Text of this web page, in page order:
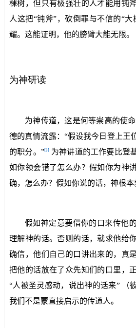
棵树，但只有极强壮的人才能用钝
人这把“钝斧”，砍倒罪与不信的“
耀。这能证明，他的膀臂大能无限。
为神研读
为神传道，这是何等崇高的使
德的真情流露：“假设我今日登上王
的职分。”[1]
为神讲道的工作要比登
如你领会错了怎么办？假如你为神
确，怎么办？假如你说的话，神根本
假如神定意要借你的口来传他
理解神的话。否则的话，就求他给
确信，他们自己的口讲出来的，真
把他的话放在了众先知们的口里，
“人被圣灵感动，说出神的话来”
（
我们不是蒙直接启示的传道人。